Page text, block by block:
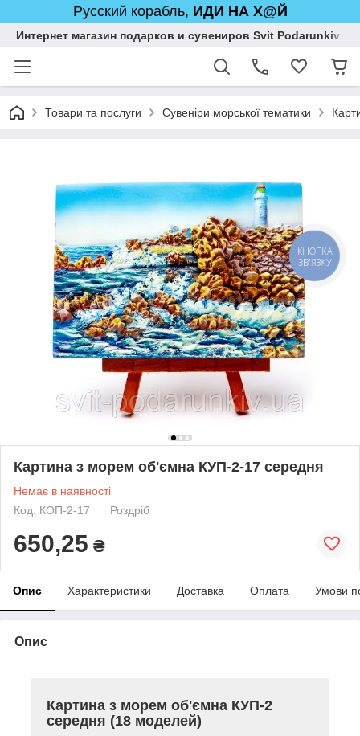
Русский корабль, ИДИ НА Х@Й
Интернет магазин подарков и сувениров Svit Podarunkiv
Товари та послуги Сувеніри морської тематики
Картина з морем об'ємна КУП-2-17 середня
Немає в наявності
Код: КОП-2-17
Роздріб
650,25 ₴
Опис Характеристики Доставка Оплата Умови
Опис
Картина з морем об'ємна КУП-2
середня (18 моделей)
КНОПКА
ЗВ'ЯЗКУ